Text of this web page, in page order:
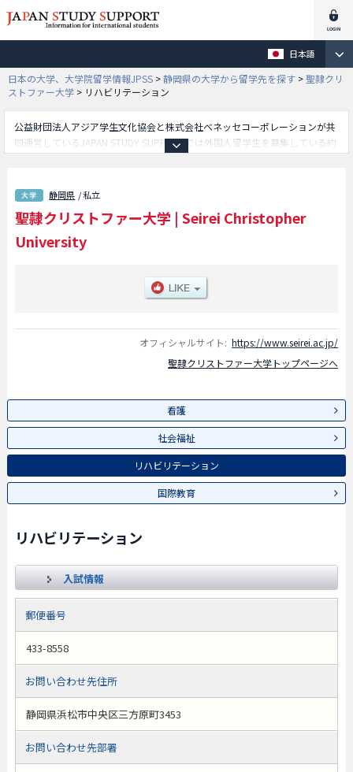
日本語
日本の大学、大学院留学情報JPSS >静岡県の大学から留学先を探す >聖隷クリ
ストファー大学 > リハビリテーション
公益財団法人アジア学生文化協会と株式会社ベネッセコーポレーションが共
同運営しているJAPAN STUDY SUPPORTでは外国人留学生を募集している約
学部や社会福祉学部やリハビリテーション学部や国際教育学部等、学部別情
報や、募集定員や合格者数など入試情報、施設案内、アクセスなど外国人留
学生に必要な情報を掲載しているので是非ご利用ください。
静岡県 / 私立
聖隷クリストファー大学 | Seirei Christopher
University
オフィシャルサイト: https://www.seirei.ac.jp/
聖隷クリストファー大学トップページへ
看護
社会福祉
リハビリテーション
国際教育
リハビリテーション
入試情報
郵便番号
433-8558
お問い合わせ先住所
静岡県浜松市中央区三方原町3453
お問い合わせ先部署